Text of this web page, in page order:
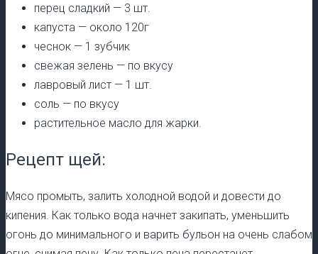
перец сладкий — 3 шт.
капуста — около 120г
чеснок — 1 зубчик
свежая зелень — по вкусу
лавровый лист — 1 шт.
соль — по вкусу
растительное масло для жарки.
Рецепт щей:
Мясо промыть, залить холодной водой и довести до
кипения. Как только вода начнет закипать, уменьшить
огонь до минимального и варить бульон на очень слабом